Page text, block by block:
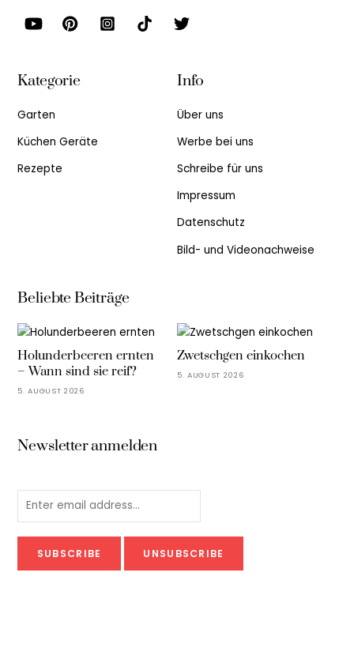
Kategorie
Garten
Küchen Geräte
Rezepte
Info
Über uns
Werbe bei uns
Schreibe für uns
Impressum
Datenschutz
Bild- und Videonachweise
Beliebte Beiträge
Holunderbeeren ernten
– Wann sind sie reif?
5. AUGUST 2026
Zwetschgen einkochen
5. AUGUST 2026
Newsletter anmelden